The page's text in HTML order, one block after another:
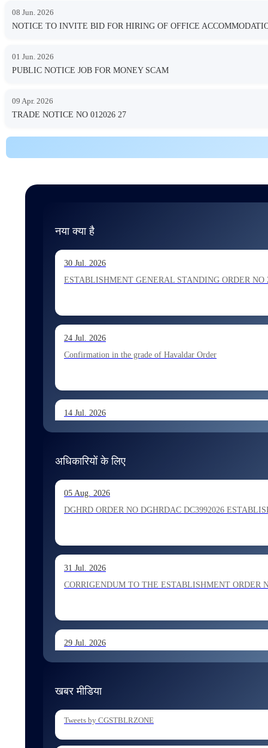
08 Jun. 2026
NOTICE TO INVITE BID FOR HIRING OF OFFICE
01 Jun. 2026
PUBLIC NOTICE JOB FOR MONEY SCAM
09 Apr. 2026
TRADE NOTICE NO 012026 27
नया क्या है
30 Jul. 2026
ESTABLISHMENT GENERAL STANDING ORDER NO
24 Jul. 2026
Confirmation in the grade of Havaldar Order
14 Jul. 2026
13 Jul. 2026
Allocation of Inspector recommended for appointment by
13 Jul. 2026
Allocation of Executive Assistant recommended for
अधिकारियों के लिए
05 Aug. 2026
DGHRD ORDER NO DGHRDAC DC3992026
31 Jul. 2026
CORRIGENDUM TO THE ESTABLISHMENT ORDER
29 Jul. 2026
29 Jul. 2026
खबर मीडिया
Tweets by CGSTBLRZONE